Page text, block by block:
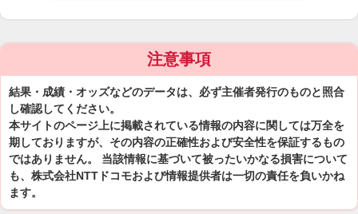
注意事項
結果・成績・オッズなどのデータは、必ず主催者発行のものと照合
し確認してください。
本サイトのページ上に掲載されている情報の内容に関しては万全を
期しておりますが、その内容の正確性および安全性を保証するもの
ではありません。 当該情報に基づいて被ったいかなる損害について
も、株式会社NTTドコモおよび情報提供者は一切の責任を負いかね
ます。